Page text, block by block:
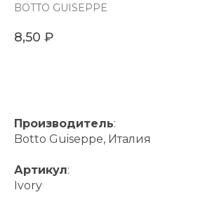
BOTTO GUISEPPE
8,50 ₽
Производитель:
Botto Guiseppe, Италия
Артикул:
Ivory